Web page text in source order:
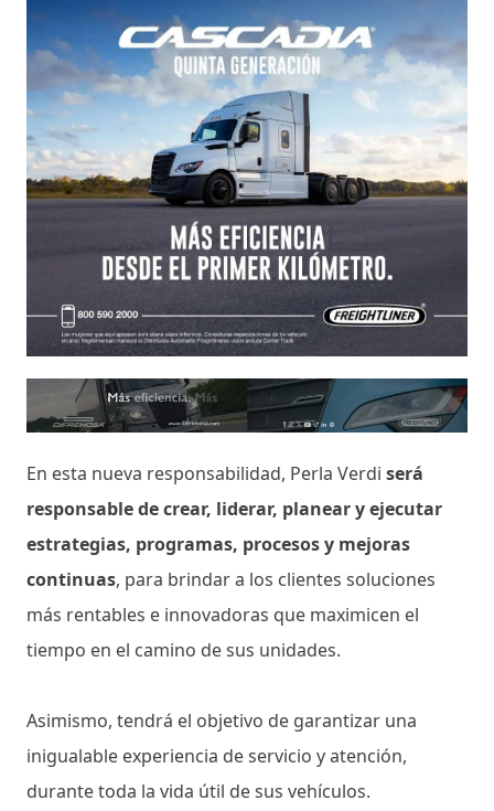
En esta nueva responsabilidad, Perla Verdi será
responsable de crear, liderar, planear y ejecutar
estrategias, programas, procesos y mejoras
continuas, para brindar a los clientes soluciones
más rentables e innovadoras que maximicen el
tiempo en el camino de sus unidades.
Asimismo, tendrá el objetivo de garantizar una
inigualable experiencia de servicio y atención,
durante toda la vida útil de sus vehículos.